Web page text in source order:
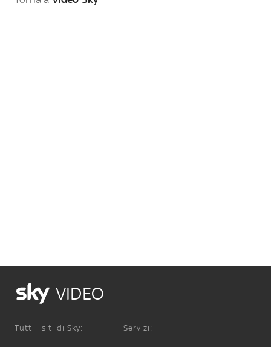
VIDEO
Tutti i siti di Sky: Servizi: